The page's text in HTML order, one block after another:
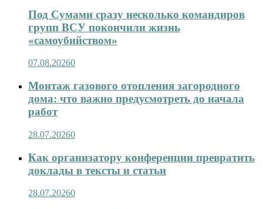
Под Сумами сразу несколько командиров
групп ВСУ покончили жизнь
«самоубийством»
07.08.20260
Монтаж газового отопления загородного
дома: что важно предусмотреть до начала
работ
28.07.20260
Как организатору конференции превратить
доклады в тексты и статьи
28.07.20260